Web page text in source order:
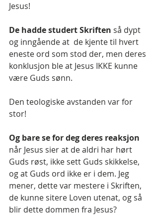
Jesus!
De hadde studert Skriften så dypt
og inngående at  de kjente til hvert
eneste ord som stod der, men deres
konklusjon ble at Jesus IKKE kunne
være Guds sønn.
Den teologiske avstanden var for
stor!
Og bare se for deg deres reaksjon
når Jesus sier at de aldri har hørt
Guds røst, ikke sett Guds skikkelse,
og at Guds ord ikke er i dem. Jeg
mener, dette var mestere i Skriften,
de kunne sitere Loven utenat, og så
blir dette dommen fra Jesus?